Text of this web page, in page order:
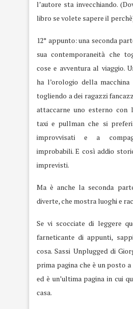
l’autore sta invecchiando.
libro se volete sapere il
12° appunto: una seconda
sua contemporaneità che
cose e avventura al viaggio.
ha l’orologio della
togliendo a dei ragazzi
attaccarne uno esterno con
taxi e pullman che si
improvvisati e a
improbabili. E così addio
imprevisti.
Ma è anche la seconda
diverte, che mostra luoghi e
Se vi scocciate di leggere
farneticante di appunti,
cosa. Sassi Unplugged di
prima pagina che è un posto
ed è un’ultima pagina in cui
casa.